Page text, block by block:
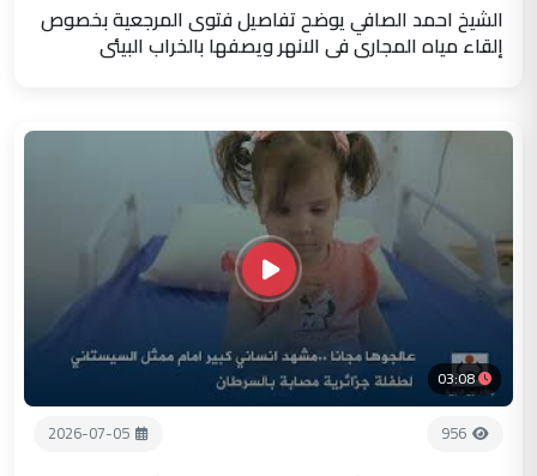
الشيخ احمد الصافي يوضح تفاصيل فتوى المرجعية بخصوص
إلقاء مياه المجاري في الانهر ويصفها بالخراب البيئي
03:08
956
2026-07-05